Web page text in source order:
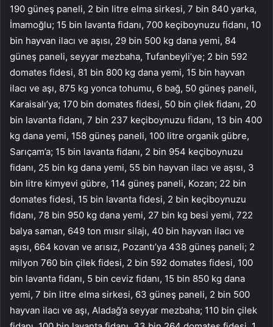
190 güneş paneli, 2 bin litre elma sirkesi, 7 bin 840 yarka,
İmamoğlu; 15 bin lavanta fidanı, 700 keçiboynuzu fidanı, 10
bin hayvan ilacı ve aşısı, 29 bin 500 kg dana yemi, 84
güneş paneli, seyyar mezbaha, Tufanbeyli’ye; 2 bin 592
domates fidesi, 81 bin 800 kg dana yemi, 15 bin hayvan
ilacı ve aşı, 875 kg yonca tohumu, 6 bağ, 50 güneş paneli,
Karaisalı’ya; 170 bin domates fidesi, 50 bin çilek fidanı, 20
bin lavanta fidanı, 7 bin 237 keçiboynuzu fidanı, 13 bin 400
kg dana yemi, 158 güneş paneli, 100 litre organik gübre,
Sarıçam’a; 15 bin lavanta fidanı, 2 bin 954 keçiboynuzu
fidanı, 25 bin kg dana yemi, 55 bin hayvan ilacı ve aşısı, 3
bin litre kimyevi gübre, 114 güneş paneli, Kozan; 22 bin
domates fidesi, 15 bin lavanta fidesi, 2 bin keçiboynuzu
fidanı, 78 bin 950 kg dana yemi, 27 bin kg besi yemi, 722
balya saman, 649 ton mısır silajı, 40 bin hayvan ilacı ve
aşısı, 664 kovan ve arısız, Pozantı’ya 438 güneş paneli; 2
milyon 760 bin çilek fidesi, 2 bin 592 domates fidesi, 100
bin lavanta fidanı, 5 bin ceviz fidanı, 15 bin 850 kg dana
yemi, 7 bin litre elma sirkesi, 63 güneş paneli, 2 bin 500
hayvan ilacı ve aşı, Aladağ’a seyyar mezbaha; 110 bin çilek